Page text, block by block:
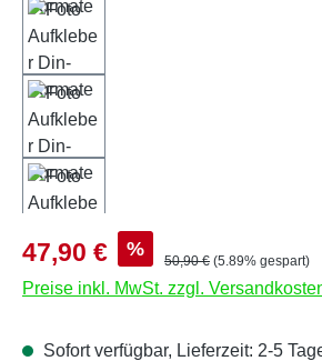
Verkaufspreis:
47,90 € % Regulärer Preis:
50,90 € (5.89% gespart)
Preise inkl. MwSt. zzgl.
Sofort verfügbar, Lieferzeit: 2-5